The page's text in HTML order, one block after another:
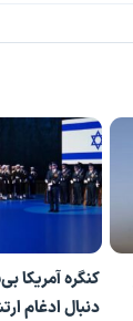
کنگره آمریکا
دنبال ادغام